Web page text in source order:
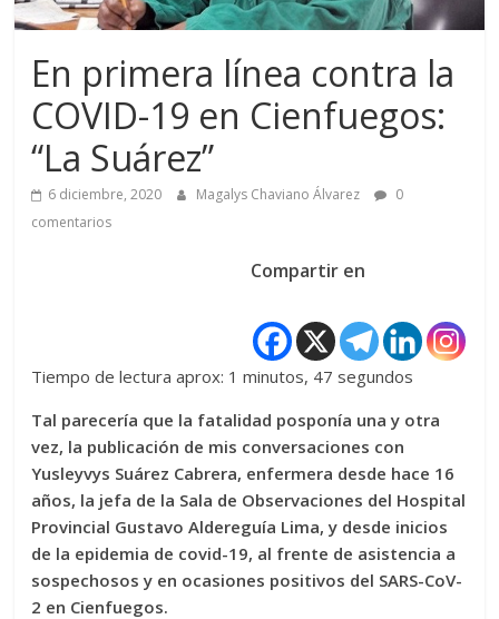
En primera línea contra la
COVID-19 en Cienfuegos:
“La Suárez”
6 diciembre, 2020 Magalys Chaviano Álvarez
0
comentarios
Compartir en
Tiempo de lectura aprox: 1 minutos, 47 segundos
Tal parecería que la fatalidad posponía una y otra
vez, la publicación de mis conversaciones con
Yusleyvys Suárez Cabrera, enfermera desde hace 16
años, la jefa de la Sala de Observaciones del Hospital
Provincial Gustavo Aldereguía Lima, y desde inicios
de la epidemia de covid-19, al frente de asistencia a
sospechosos y en ocasiones positivos del SARS-CoV-
2 en Cienfuegos.